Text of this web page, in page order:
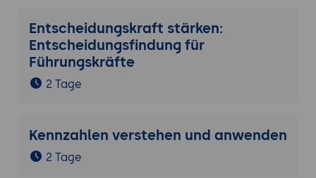
Entscheidungskraft stärken:
Entscheidungsfindung für
Führungskräfte
2 Tage
Kennzahlen verstehen und anwenden
2 Tage